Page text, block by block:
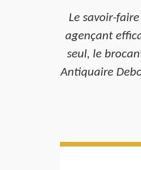
Le savoir-
agençant
seul, le
Antiquaire